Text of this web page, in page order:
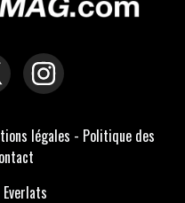
légales - Politique des